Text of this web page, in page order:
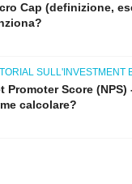
Cap (definizione,
SULL'INVESTMENT
Promoter Score
calcolare?